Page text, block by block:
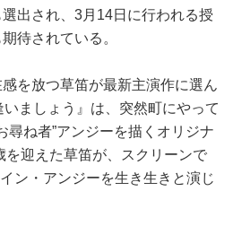
出され、3月14日に行われる授
待されている。
を放つ草笛が最新主演作に選ん
ましょう』は、突然町にやって
尋ね者”アンジーを描くオリジナ
を迎えた草笛が、スクリーンで
ン・アンジーを生き生きと演じ